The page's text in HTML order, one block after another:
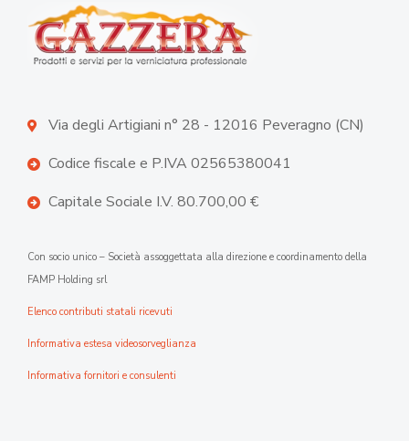
Via degli Artigiani n° 28 - 12016 Peveragno (CN)
Codice fiscale e P.IVA 02565380041
Capitale Sociale I.V. 80.700,00 €
Con socio unico – Società assoggettata alla direzione e coordinamento della
FAMP Holding srl
Elenco contributi statali ricevuti
Informativa estesa videosorveglianza
Informativa fornitori e consulenti